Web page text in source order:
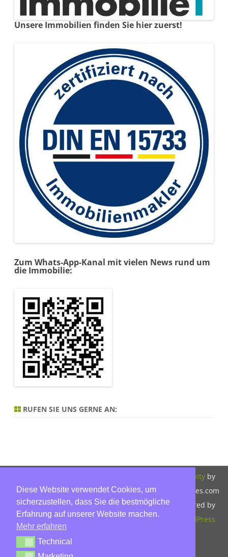
Unsere Immobilien finden Sie hier zuerst!
Zum Whats-App-Kanal mit vielen News rund um
die Immobilie:
RUFEN SIE UNS GERNE AN:
Hinnerk Warter,
Warter-
Immobilien,
Lübeck, Tel: 0451-
unsere
Datenschutzerklärung.
ZeroGravityby
GalussoThemes.com
Powered by
WordPress
Diese Website verwendet Cookies, um
sicherzustellen, dass Sie die bestmögliche
Erfahrung auf unserer Website machen.
Mehr erfahren
TechnicalTechnical